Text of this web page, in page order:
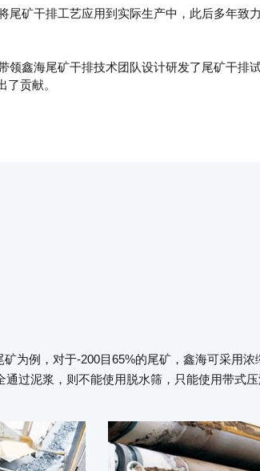
尾矿干排工艺应用到实际生产中，此后多年致
领鑫海尾矿干排技术团队设计研发了尾矿干排
了贡献。
矿为例，对于-200目65%的尾矿，鑫海可采用
过泥浆，则不能使用脱水筛，只能使用带式压